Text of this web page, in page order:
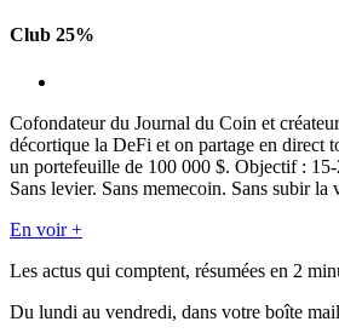
Club 25%
Cofondateur du Journal du Coin et
décortique la DeFi et on partage en direct
un portefeuille de 100 000 $. Objectif :
Sans levier. Sans memecoin. Sans subir la
En voir +
Les actus qui comptent, résumées en 2
Du lundi au vendredi, dans votre boîte